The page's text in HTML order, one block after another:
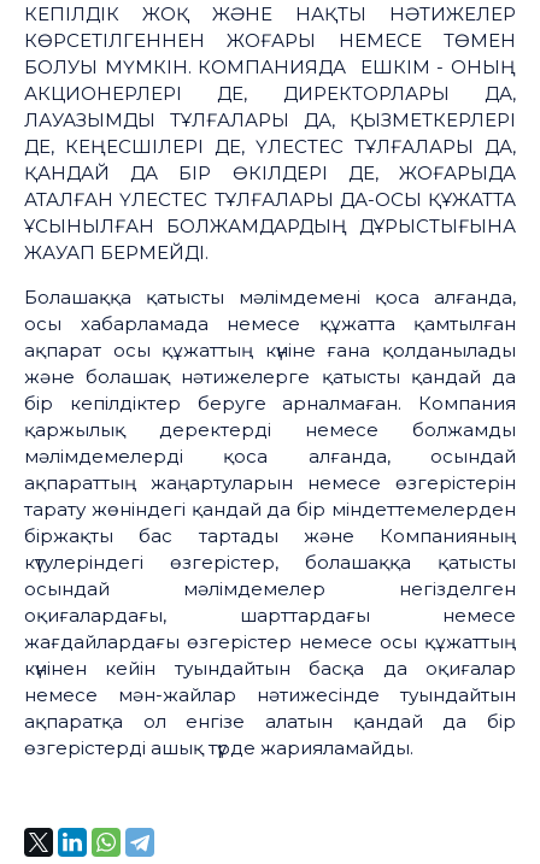
КЕПІЛДІК ЖОҚ ЖӘНЕ НАҚТЫ НӘТИЖЕЛЕР
КӨРСЕТІЛГЕННЕН ЖОҒАРЫ НЕМЕСЕ ТӨМЕН
БОЛУЫ МҮМКІН. КОМПАНИЯДА ЕШКІМ - ОНЫҢ
АКЦИОНЕРЛЕРІ ДЕ, ДИРЕКТОРЛАРЫ ДА,
ЛАУАЗЫМДЫ ТҰЛҒАЛАРЫ ДА, ҚЫЗМЕТКЕРЛЕРІ
ДЕ, КЕҢЕСШІЛЕРІ ДЕ, ҮЛЕСТЕС ТҰЛҒАЛАРЫ ДА,
ҚАНДАЙ ДА БІР ӨКІЛДЕРІ ДЕ, ЖОҒАРЫДА
АТАЛҒАН ҮЛЕСТЕС ТҰЛҒАЛАРЫ ДА-ОСЫ ҚҰЖАТТА
ҰСЫНЫЛҒАН БОЛЖАМДАРДЫҢ ДҰРЫСТЫҒЫНА
ЖАУАП БЕРМЕЙДІ.
Болашаққа қатысты мәлімдемені қоса алғанда,
осы хабарламада немесе құжатта қамтылған
ақпарат осы құжаттың күніне ғана қолданылады
және болашақ нәтижелерге қатысты қандай да
бір кепілдіктер беруге арналмаған. Компания
қаржылық деректерді немесе болжамды
мәлімдемелерді қоса алғанда, осындай
ақпараттың жаңартуларын немесе өзгерістерін
тарату жөніндегі қандай да бір міндеттемелерден
біржақты бас тартады және Компанияның
күтулеріндегі өзгерістер, болашаққа қатысты
осындай мәлімдемелер негізделген
оқиғалардағы, шарттардағы немесе
жағдайлардағы өзгерістер немесе осы құжаттың
күнінен кейін туындайтын басқа да оқиғалар
немесе мән-жайлар нәтижесінде туындайтын
ақпаратқа ол енгізе алатын қандай да бір
өзгерістерді ашық түрде жарияламайды.